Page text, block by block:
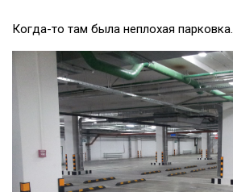
Когда-то там была неплохая парковка.